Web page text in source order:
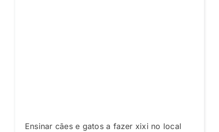
Ensinar cães e gatos a fazer xixi no local